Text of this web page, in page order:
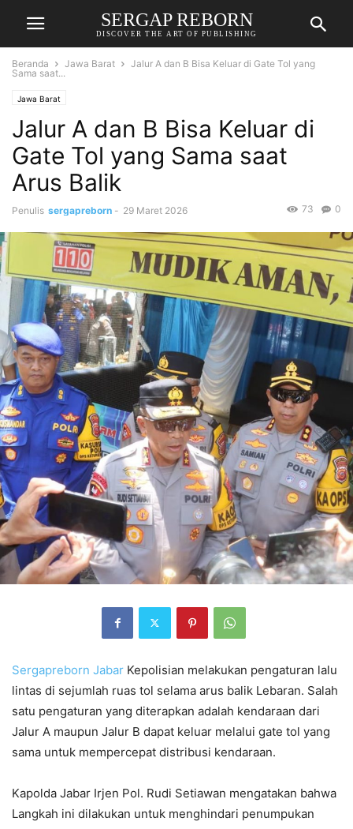
SERGAP REBORN
DISCOVER THE ART OF PUBLISHING
Beranda Jawa Barat
Jalur A dan B Bisa Keluar di Gate Tol yang
Sama saat...
Jawa Barat
Jalur A dan B Bisa Keluar di
Gate Tol yang Sama saat
Arus Balik
Penulis sergapreborn - 29 Maret 2026 0
73
Sergapreborn Jabar Kepolisian melakukan pengaturan lalu
lintas di sejumlah ruas tol selama arus balik Lebaran. Salah
satu pengaturan yang diterapkan adalah kendaraan dari
Jalur A maupun Jalur B dapat keluar melalui gate tol yang
sama untuk mempercepat distribusi kendaraan.
Kapolda Jabar Irjen Pol. Rudi Setiawan mengatakan bahwa
Langkah ini dilakukan untuk menghindari penumpukan